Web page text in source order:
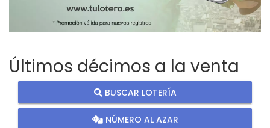
Últimos décimos a la venta
BUSCAR LOTERÍA
NÚMERO AL AZAR